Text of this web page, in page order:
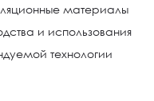
материалы
и использования
технологии